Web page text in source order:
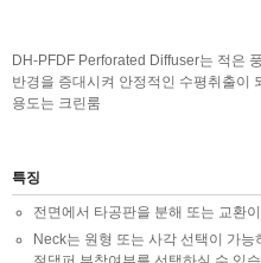
DH-PFDF Perforated Diffuser는 적은
반경을 증대시켜 안정적인 수평취출이
용도는 크린룸
특징
전면에서 타공판을 분해 또는 교환
Neck는 원형 또는 사각 선택이 가능